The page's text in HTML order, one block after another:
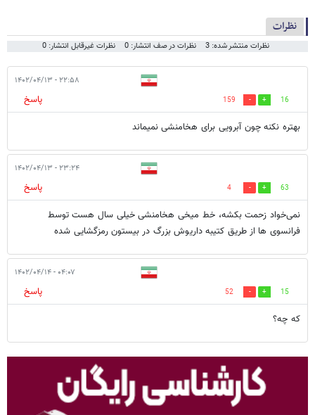
نظرات
نظرات منتشر شده: 3 نظرات در صف انتشار: 0 نظرات غیرقابل انتشار: 0
۲۲:۵۸ - ۱۴۰۲/۰۴/۱۳
16
159
پاسخ
بهتره نکنه چون آبرویی برای هخامنشی نمیماند
۲۳:۲۴ - ۱۴۰۲/۰۴/۱۳
63
4
پاسخ
نمی‌خواد زحمت بکشه، خط میخی هخامنشی خیلی سال هست توسط
فرانسوی ها از طریق کتیبه داریوش بزرگ در بیستون رمزگشایی شده
۰۴:۰۷ - ۱۴۰۲/۰۴/۱۴
15
52
پاسخ
که چه؟